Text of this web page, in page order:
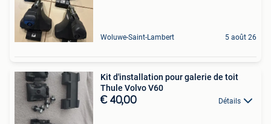
Woluwe-Saint-Lambert 5 août 26
Kit d'installation pour galerie de toit
Thule Volvo V60
€ 40,00 Détails